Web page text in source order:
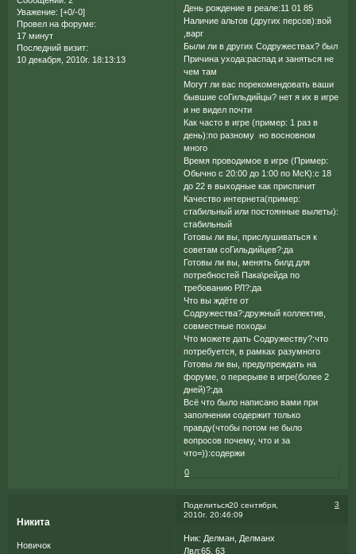
Уважение: [+0/-0]
Провел на форуме:
17 минут
Последний визит:
10 декабря, 2010г. 18:13:13
День рождение в реале:11 01 85
Наличие альтов (других персов):вой
,варг
Были ли в других Содружествах? был
Причина ухода:распад и заняться не
чем там
Могут ли вас порекомендовать ваши
бывшие соГильдийцы? нет я их в игре
и не видел почти
Как часто в игре (пример: 1 раз в
день):по разному но восновном
много
Время проводимое в игре (Пример:
Обычно с 20:00 до 1:00 по МсК):с 18
до 22 в выходные как приспичит
Качество интернета(пример:
стабильный или постоянные вылеты):
стабильный
Готовы ли вы, прислушиваться к
советам соГильдийцев?:да
Готовы ли вы, менять билд для
потребностей Пака\рейда по
требованию РЛ?:да
Что вы ждёте от
Содружества?:дружный коллектив,
совместные походы
Что можете дать Содружеству?:что
потребуется, в рамках разумного
Готовы ли вы, предупреждать на
форуме, о перерыве в игре(более 2
дней)?:да
Всё что было написано вами при
заполнении содержит только
правду(чтобы потом не было
вопросов почему, что и за
что=)):содержи
0
Поделиться 3
20 сентября,
2010г. 20:46:09
Никита
Новичок
Ник: Делман, Делманх
Лвл:65, 63